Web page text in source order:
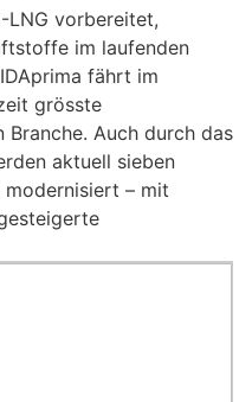
LNG vorbereitet,
im laufenden
fährt im
grösste
Auch durch das
aktuell sieben
– mit